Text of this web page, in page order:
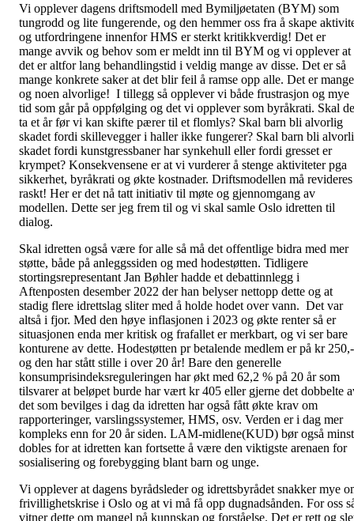
Vi opplever dagens driftsmodell med Bymiljøetaten (BYM) som
tungrodd og lite fungerende, og den hemmer oss fra å skape
og utfordringene innenfor HMS er sterkt kritikkverdig! Det er
mange avvik og behov som er meldt inn til BYM og vi opplever at
det er altfor lang behandlingstid i veldig mange av disse. Det er så
mange konkrete saker at det blir feil å ramse opp alle. Det er mange
og noen alvorlige! I tillegg så opplever vi både frustrasjon og mye
tid som går på oppfølging og det vi opplever som byråkrati. Skal
ta et år før vi kan skifte pærer til et flomlys? Skal barn bli alvorlig
skadet fordi skillevegger i haller ikke fungerer? Skal barn bli
skadet fordi kunstgressbaner har synkehull eller fordi gresset er
krympet? Konsekvensene er at vi vurderer å stenge aktiviteter pga
sikkerhet, byråkrati og økte kostnader. Driftsmodellen må revideres
raskt! Her er det nå tatt initiativ til møte og gjennomgang av
modellen. Dette ser jeg frem til og vi skal samle Oslo idretten til
dialog.
Skal idretten også være for alle så må det offentlige bidra med mer
støtte, både på anleggssiden og med hodestøtten. Tidligere
stortingsrepresentant Jan Bøhler hadde et debattinnlegg i
Aftenposten desember 2022 der han belyser nettopp dette og at
stadig flere idrettslag sliter med å holde hodet over vann. Det var
altså i fjor. Med den høye inflasjonen i 2023 og økte renter så er
situasjonen enda mer kritisk og frafallet er merkbart, og vi ser bare
konturene av dette. Hodestøtten pr betalende medlem er på kr 250,-
og den har stått stille i over 20 år! Bare den generelle
konsumprisindeksreguleringen har økt med 62,2 % på 20 år som
tilsvarer at beløpet burde har vært kr 405 eller gjerne det dobbelte
det som bevilges i dag da idretten har også fått økte krav om
rapporteringer, varslingssystemer, HMS, osv. Verden er i dag mer
kompleks enn for 20 år siden. LAM-midlene(KUD) bør også minst
dobles for at idretten kan fortsette å være den viktigste arenaen for
sosialisering og forebygging blant barn og unge.
Vi opplever at dagens byrådsleder og idrettsbyrådet snakker mye
frivillighetskrise i Oslo og at vi må få opp dugnadsånden. For oss
vitner dette om mangel på kunnskap og forståelse. Det er rett og